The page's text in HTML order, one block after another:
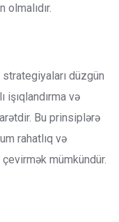
olmalıdır.
düzgün
və
Bu prinsiplərə
rahatlıq və
mümkündür.